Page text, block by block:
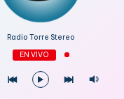
Radio Torre Stereo
EN VIVO